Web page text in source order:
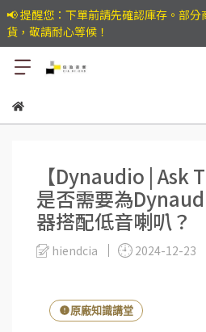
📢 提醒您：下單前請先確認庫存。部
貨，敬請耐心等候！
【Dynaudio | Ask
是否需要為
器搭配低音喇叭？
hiendcia 2024-12-23
原廠知識講堂